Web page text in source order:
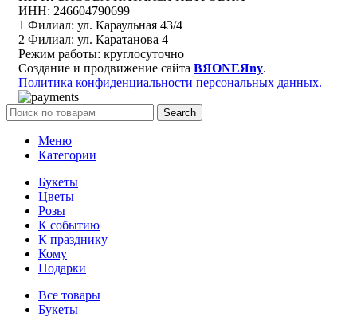
ИНН: 246604790699
1 Филиал: ул. Караульная 43/4
2 Филиал: ул. Каратанова 4
Режим работы: круглосуточно
Создание и продвижение сайта BЯONEЯny.
Политика конфиденциальности персональных данных.
Search
Меню
Категории
Букеты
Цветы
Розы
К событию
К празднику
Кому
Подарки
Все товары
Букеты